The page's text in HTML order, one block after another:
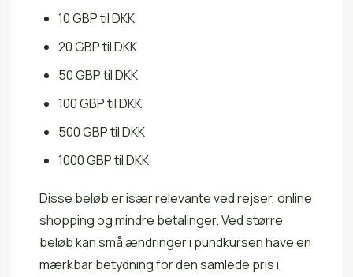
10 GBP til DKK
20 GBP til DKK
50 GBP til DKK
100 GBP til DKK
500 GBP til DKK
1000 GBP til DKK
Disse beløb er især relevante ved rejser, online
shopping og mindre betalinger. Ved større
beløb kan små ændringer i pundkursen have en
mærkbar betydning for den samlede pris i